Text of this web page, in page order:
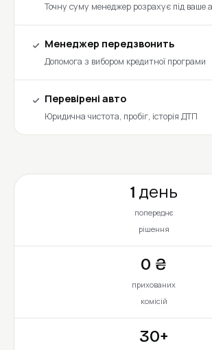
Точну суму менеджер розрахує під ваше
Менеджер передзвонить
Допомога з вибором кредитної програми
Перевірені авто
Юридична чистота, пробіг, історія ДТП
1 день
попереднє
рішення
0 ₴
прихованих
комісій
30+